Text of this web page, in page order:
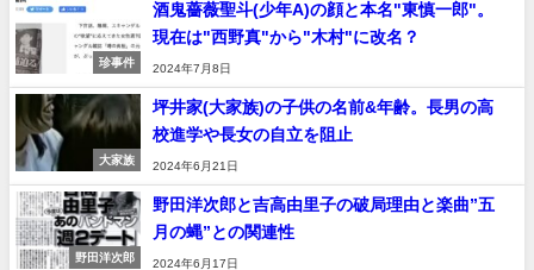
珍事件
酒鬼薔薇聖斗(少年A)の顔と本名"東慎一郎"。
現在は"西野真"から"木村"に改名？
2024年7月8日
大家族
坪井家(大家族)の子供の名前&年齢。長男の高
校進学や長女の自立を阻止
2024年6月21日
野田洋次郎
野田洋次郎と吉高由里子の破局理由と楽曲”五
月の蝿”との関連性
2024年6月17日